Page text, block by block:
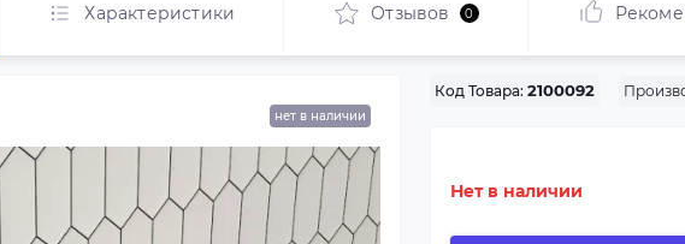
Характеристики Отзывов 0
нет в наличии
Код Товара: 2100092
Нет в наличии